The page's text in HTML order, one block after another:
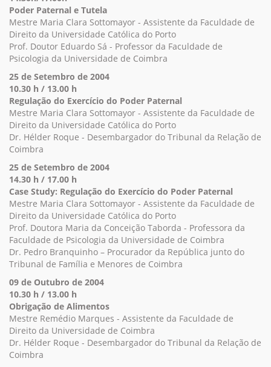
Poder Paternal e Tutela
Mestre Maria Clara Sottomayor - Assistente da Faculdade de
Direito da Universidade Católica do Porto
Prof. Doutor Eduardo Sá - Professor da Faculdade de
Psicologia da Universidade de Coimbra
25 de Setembro de 2004
10.30 h / 13.00 h
Regulação do Exercício do Poder Paternal
Mestre Maria Clara Sottomayor - Assistente da Faculdade de
Direito da Universidade Católica do Porto
Dr. Hélder Roque - Desembargador do Tribunal da Relação de
Coimbra
25 de Setembro de 2004
14.30 h / 17.00 h
Case Study: Regulação do Exercício do Poder Paternal
Mestre Maria Clara Sottomayor - Assistente da Faculdade de
Direito da Universidade Católica do Porto
Prof. Doutora Maria da Conceição Taborda - Professora da
Faculdade de Psicologia da Universidade de Coimbra
Dr. Pedro Branquinho – Procurador da República junto do
Tribunal de Família e Menores de Coimbra
09 de Outubro de 2004
10.30 h / 13.00 h
Obrigação de Alimentos
Mestre Remédio Marques - Assistente da Faculdade de
Direito da Universidade de Coimbra
Dr. Hélder Roque - Desembargador do Tribunal da Relação de
Coimbra